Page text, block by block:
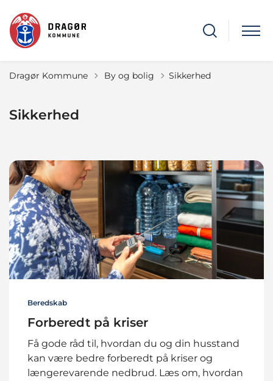
Dragør Kommune Tilbage til
By og bolig Sikkerhed
Sikkerhed
Beredskab
Forberedt på kriser
Få gode råd til, hvordan du og din husstand
kan være bedre forberedt på kriser og
længerevarende nedbrud. Læs om, hvordan